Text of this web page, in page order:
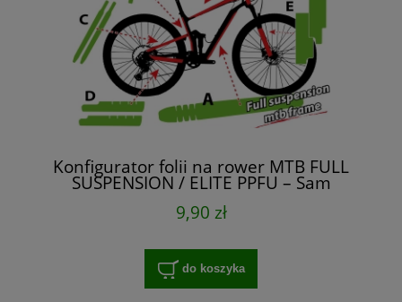
Konfigurator folii na rower MTB FULL
SUSPENSION / ELITE PPFU – Sam
9,90 zł
do koszyka